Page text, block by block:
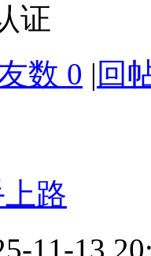
证
数 0 | 回
路